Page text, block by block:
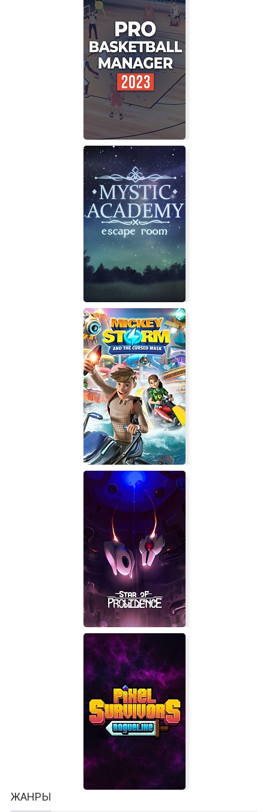
Evil Tonight
Pro Basketball Manager 2023
Mystic Academy: Escape Room
Mickey Storm and the Cursed Mask
Star of Providence
ЖАНРЫ